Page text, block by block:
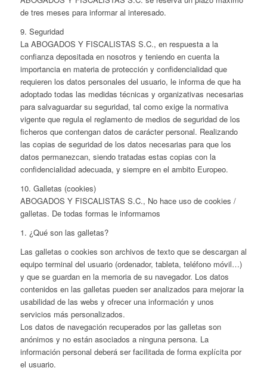
de tres meses para informar al interesado.
9. Seguridad
La ABOGADOS Y FISCALISTAS S.C., en respuesta a la
confianza depositada en nosotros y teniendo en cuenta la
importancia en materia de protección y confidencialidad que
requieren los datos personales del usuario, le informa de que ha
adoptado todas las medidas técnicas y organizativas necesarias
para salvaguardar su seguridad, tal como exige la normativa
vigente que regula el reglamento de medios de seguridad de los
ficheros que contengan datos de carácter personal. Realizando
las copias de seguridad de los datos necesarias para que los
datos permanezcan, siendo tratadas estas copias con la
confidencialidad adecuada, y siempre en el ambito Europeo.
10. Galletas (cookies)
ABOGADOS Y FISCALISTAS S.C., No hace uso de cookies /
galletas. De todas formas le informamos
1. ¿Qué son las galletas?
Las galletas o cookies son archivos de texto que se descargan al
equipo terminal del usuario (ordenador, tableta, teléfono móvil…)
y que se guardan en la memoria de su navegador. Los datos
contenidos en las galletas pueden ser analizados para mejorar la
usabilidad de las webs y ofrecer una información y unos
servicios más personalizados.
Los datos de navegación recuperados por las galletas son
anónimos y no están asociados a ninguna persona. La
información personal deberá ser facilitada de forma explícita por
el usuario.